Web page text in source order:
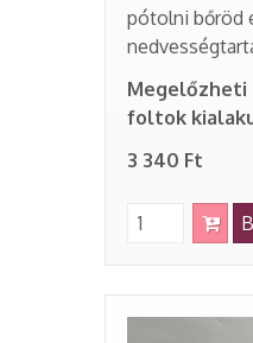
pótolni bőröd
Megelőzheti
foltok
3 340 Ft